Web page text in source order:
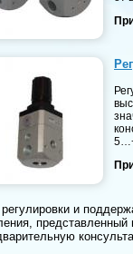
и
представленный